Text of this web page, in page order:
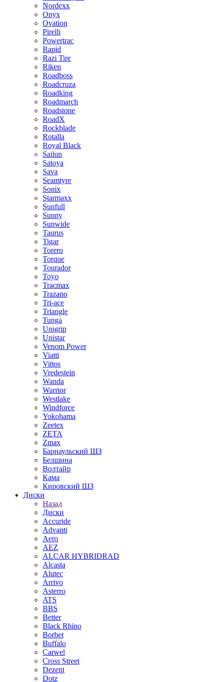
Nordexx
Onyx
Ovation
Pirelli
Powertrac
Rapid
Razi Tire
Riken
Roadboss
Roadcruza
Roadking
Roadmarch
Roadstone
RoadX
Rockblade
Rotalla
Royal Black
Sailun
Satoya
Sava
Seamtyre
Sonix
Starmaxx
Sunfull
Sunny
Sunwide
Taurus
Tigar
Torero
Torque
Tourador
Toyo
Tracmax
Trazano
Tri-ace
Triangle
Tunga
Unigrip
Unistar
Venom Power
Viatti
Vittos
Vredestein
Wanda
Warrior
Westlake
Windforce
Yokohama
Zeetex
ZETA
Zmax
Барнаульский ШЗ
Белшина
Волтайр
Кама
Кировский ШЗ
Диски
Назад
Диски
Accuride
Advanti
Aero
AEZ
ALCAR HYBRIDRAD
Alcasta
Alutec
Arrivo
Asterro
ATS
BBS
Better
Black Rhino
Borbet
Buffalo
Carwel
Cross Street
Dezent
Dotz